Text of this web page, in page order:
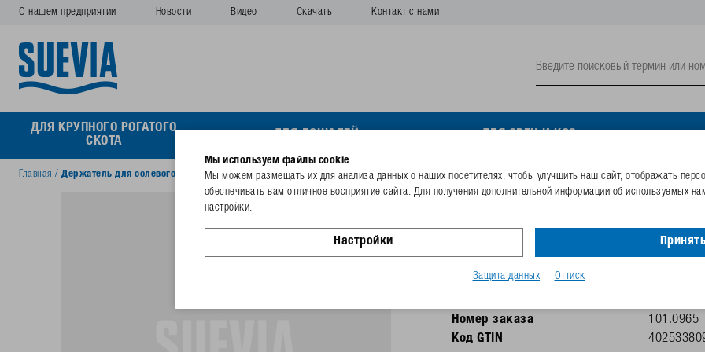
О нашем предприятии Новости Видео Скачать Контакт с нами
ДЛЯ КРУПНОГО РОГАТОГО
СКОТА
Главная / Держатель для солевого камня 25 килограммов
Держатель для
Для солевых камней-лизунцов с
Номер заказа
101.0965
Код GTIN
Мы используем файлы cookie
Мы можем размещать их для анализа данных о наших посетителях, чтобы улучшить наш сайт, отображать
обеспечивать вам отличное восприятие сайта. Для получения дополнительной информации об используемых
настройки.
Настройки
Защита данных Оттиск